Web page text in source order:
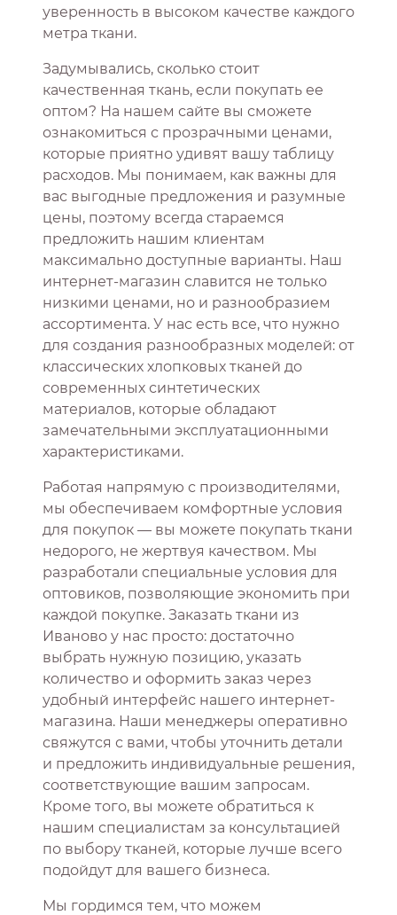
уверенность в высоком качестве каждого
метра ткани.
Задумывались, сколько стоит
качественная ткань, если покупать ее
оптом? На нашем сайте вы сможете
ознакомиться с прозрачными ценами,
которые приятно удивят вашу таблицу
расходов. Мы понимаем, как важны для
вас выгодные предложения и разумные
цены, поэтому всегда стараемся
предложить нашим клиентам
максимально доступные варианты. Наш
интернет-магазин славится не только
низкими ценами, но и разнообразием
ассортимента. У нас есть все, что нужно
для создания разнообразных моделей: от
классических хлопковых тканей до
современных синтетических
материалов, которые обладают
замечательными эксплуатационными
характеристиками.
Работая напрямую с производителями,
мы обеспечиваем комфортные условия
для покупок — вы можете покупать ткани
недорого, не жертвуя качеством. Мы
разработали специальные условия для
оптовиков, позволяющие экономить при
каждой покупке. Заказать ткани из
Иваново у нас просто: достаточно
выбрать нужную позицию, указать
количество и оформить заказ через
удобный интерфейс нашего интернет-
магазина. Наши менеджеры оперативно
свяжутся с вами, чтобы уточнить детали
и предложить индивидуальные решения,
соответствующие вашим запросам.
Кроме того, вы можете обратиться к
нашим специалистам за консультацией
по выбору тканей, которые лучше всего
подойдут для вашего бизнеса.
Мы гордимся тем, что можем